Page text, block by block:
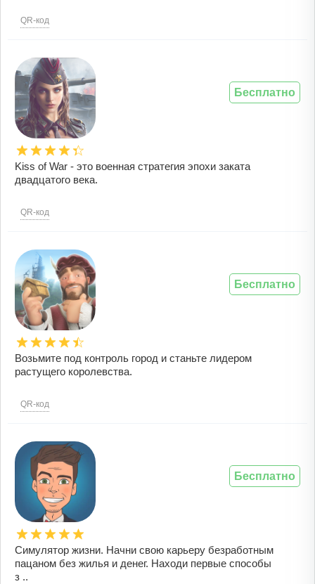
QR-код
Kiss of War - это военная стратегия эпохи заката
двадцатого века.
QR-код
Бесплатно
Возьмите под контроль город и станьте лидером
растущего королевства.
QR-код
Бесплатно
Симулятор жизни. Начни свою карьеру безработным
пацаном без жилья и денег. Находи первые способы
з ..
Бесплатно